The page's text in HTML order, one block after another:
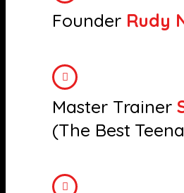
Founder Rudy
Master Trainer
(The Best